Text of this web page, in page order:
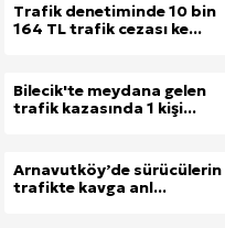
Trafik denetiminde 10 bin
164 TL trafik cezası ke...
Bilecik'te meydana gelen
trafik kazasında 1 kişi...
Arnavutköy’de sürücülerin
trafikte kavga anl...